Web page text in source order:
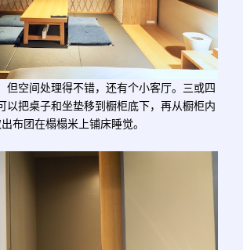
但空间处理得不错，还有个小客厅。三或四
以把桌子和坐垫移到橱柜底下，再从橱柜内
布团在榻榻米上铺床睡觉。